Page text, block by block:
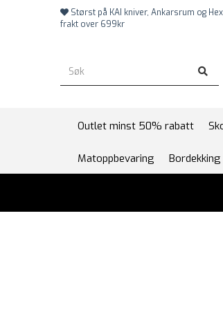
Størst på KAI kniver, Ankarsrum og
frakt over 699kr
Outlet minst 50% rabatt
Matoppbevaring